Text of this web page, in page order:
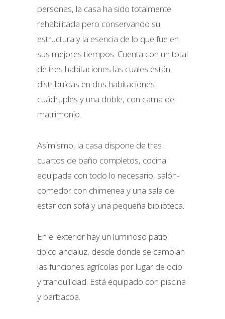
personas, la casa ha sido totalmente
rehabilitada pero conservando su
estructura y la esencia de lo que fue en
sus mejores tiempos. Cuenta con un total
de tres habitaciones las cuales están
distribuidas en dos habitaciones
cuádruples y una doble, con cama de
matrimonio.
Asimismo, la casa dispone de tres
cuartos de baño completos, cocina
equipada con todo lo necesario, salón-
comedor con chimenea y una sala de
estar con sofá y una pequeña biblioteca.
En el exterior hay un luminoso patio
típico andaluz, desde donde se cambian
las funciones agrícolas por lugar de ocio
y tranquilidad. Está equipado con piscina
y barbacoa.